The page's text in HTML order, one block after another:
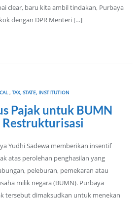
clear, baru kita ambil tindakan, Purbaya
dengan DPR Menteri […]
,TAX, STATE, INSTITUTION
Pajak untuk BUMN
Yudhi Sadewa memberikan insentif
atas perolehan penghasilan yang
peleburan, pemekaran atau
milik negara (BUMN). Purbaya
tersebut dimaksudkan untuk menekan